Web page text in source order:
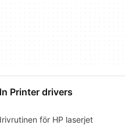
Printer drivers
för HP laserjet